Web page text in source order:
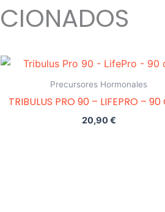
Precursores Hormonales
TRIBULUS PRO 90 – LIFEPRO – 90
20,90€